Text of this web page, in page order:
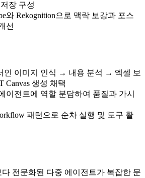
장 구성
와 Rekognition으로 맥락 보강과 포스
선
인 이미지 인식 → 내용 분석 → 엑셀 보
Canvas 생성 채택
이전트에 역할 분담하여 품질과 가시
패턴으로 순차 실행 및 도구 활
전문화된 다중 에이전트가 복잡한 문